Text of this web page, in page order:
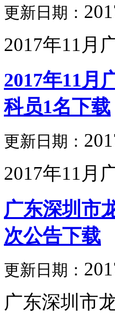
更新日期：
2017年11月
2017年11月
科员1名下载
更新日期：
2017年11月
广东深圳市
次公告下载
更新日期：
广东深圳市